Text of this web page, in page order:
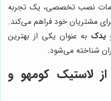
خدمات نصب تخصصی، یک تجربه
مشتریان خود فراهم می‌کند.
یدکبه عنوان یکی از بهترین
شناخته می‌شود.
لاستیک کومهو و